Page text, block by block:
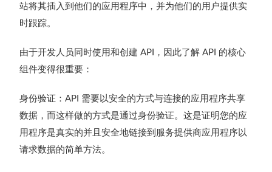
站将其插入到他们的应用程序中，并为他们的用户提供实
时跟踪。
由于开发人员同时使用和创建 API ，因此了解 API 的核心
组件变得很重要：
身份验证：API 需要以安全的方式与连接的应用程序共享
数据，而这样做的方式是通过身份验证。这是证明您的应
用程序是真实的并且安全地链接到服务提供商应用程序以
请求数据的简单方法。